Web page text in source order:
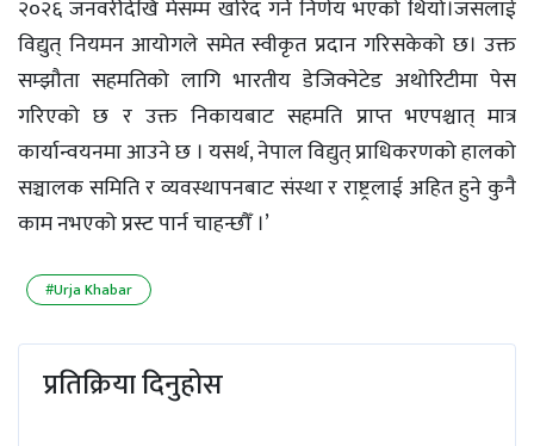
२०२६ जनवरीदेखि मेसम्म खरिद गर्ने निर्णय भएको थियो।जसलाई
विद्युत् नियमन आयोगले समेत स्वीकृत प्रदान गरिसकेको छ। उक्त
सम्झौता सहमतिको लागि भारतीय डेजिक्नेटेड अथोरिटीमा पेस
गरिएको छ र उक्त निकायबाट सहमति प्राप्त भएपश्चात् मात्र
कार्यान्वयनमा आउने छ । यसर्थ, नेपाल विद्युत् प्राधिकरणको हालको
सञ्चालक समिति र व्यवस्थापनबाट संस्था र राष्ट्रलाई अहित हुने कुनै
काम नभएको प्रस्ट पार्न चाहन्छौँ ।’
#Urja Khabar
प्रतिक्रिया दिनुहोस